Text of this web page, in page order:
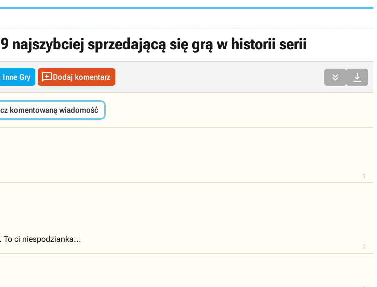
najszybciej sprzedającą się grą w historii serii
Inne Gry Dodaj komentarz  
komentowaną wiadomość
1
2
To ci niespodzianka...